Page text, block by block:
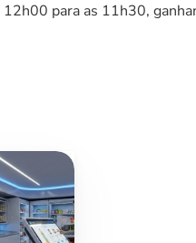
para as 11h30,